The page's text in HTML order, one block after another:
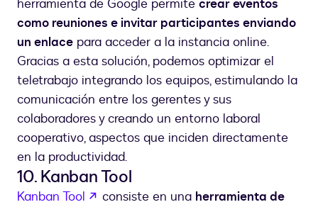
herramienta de Google permite crear eventos
como reuniones e invitar participantes enviando
un enlace para acceder a la instancia online.
Gracias a esta solución, podemos optimizar el
teletrabajo integrando los equipos, estimulando la
comunicación entre los gerentes y sus
colaboradores y creando un entorno laboral
cooperativo, aspectos que inciden directamente
en la productividad.
10. Kanban Tool
Kanban Tool abre em uma nova guia
consiste en una herramienta de